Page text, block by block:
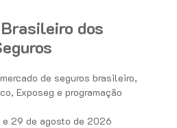
dos
de seguros brasileiro,
Exposeg e programação
29 de agosto de 2026